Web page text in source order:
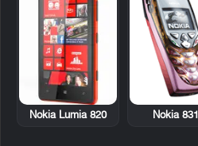
Nokia
Nokia Lumia 820